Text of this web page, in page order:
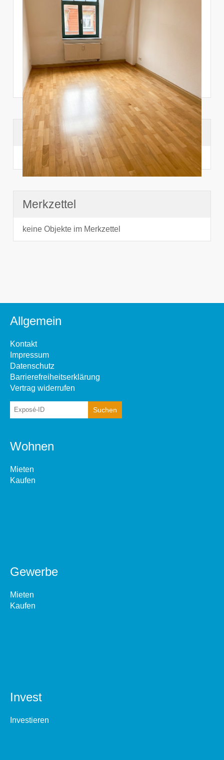
Suchhistorie
noch nichts angesehen
Merkzettel
keine Objekte im Merkzettel
Allgemein
Kontakt
Impressum
Datenschutz
Barrierefreiheitserklärung
Vertrag widerrufen
Wohnen
Mieten
Kaufen
Gewerbe
Mieten
Kaufen
Invest
Investieren